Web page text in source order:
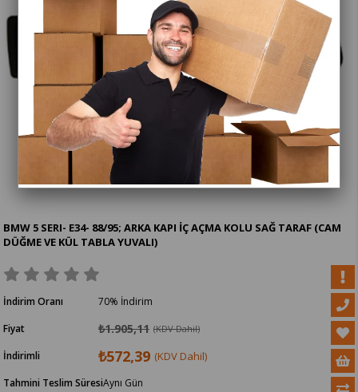
BMW 5 SERI- E34- 88/95; ARKA KAPI İÇ AÇMA KOLU SAĞ TARAF (CAM
DÜĞME VE KÜL TABLA YUVALI)
İndirim Oranı %
70
İndirim
Fiyat
₺1.905,11 (KDV Dahil)
İndirimli ₺572,39 (KDV Dahil)
Tahmini Teslim SüresiAynı Gün